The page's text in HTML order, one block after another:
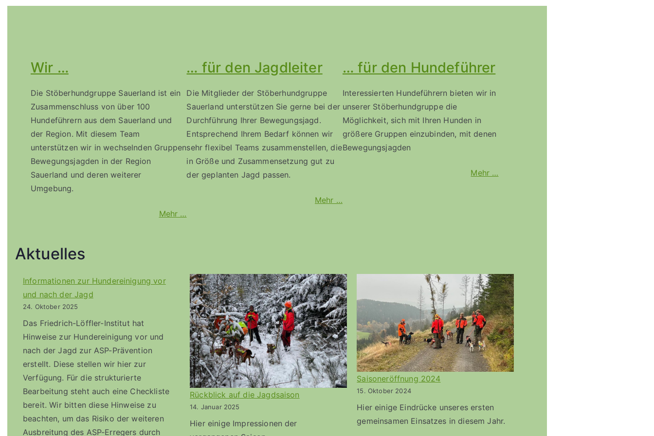
Wir …
Die Stöberhundgruppe Sauerland ist ein
Zusammenschluss von über 100
Hundeführern aus dem Sauerland und
der Region. Mit diesem Team
unterstützen wir in wechselnden Gruppen
Bewegungsjagden in der Region
Sauerland und deren weiterer
Umgebung.
Mehr …
… für den Jagdleiter
Die Mitglieder der Stöberhundgruppe
Sauerland unterstützen Sie gerne bei der
Durchführung Ihrer Bewegungsjagd.
Entsprechend Ihrem Bedarf können wir
sehr flexibel Teams zusammenstellen, die
in Größe und Zusammensetzung gut zu
der geplanten Jagd passen.
Mehr …
… für den Hundeführer
Interessierten Hundeführern bieten wir in
unserer Stöberhundgruppe die
Möglichkeit, sich mit Ihren Hunden in
größere Gruppen einzubinden, mit denen
Bewegungsjagden
Mehr …
Aktuelles
Informationen zur Hundereinigung vor
und nach der Jagd
24. Oktober 2025
Das Friedrich-Löffler-Institut hat
Hinweise zur Hundereinigung vor und
nach der Jagd zur ASP-Prävention
erstellt. Diese stellen wir hier zur
Verfügung. Für die strukturierte
Bearbeitung steht auch eine Checkliste
bereit. Wir bitten diese Hinweise zu
beachten, um das Risiko der weiteren
Ausbreitung des ASP-Erregers durch
Rückblick auf die Jagdsaison
14. Januar 2025
Hier einige Impressionen der
Saisoneröffnung 2024
15. Oktober 2024
Hier einige Eindrücke unseres ersten
gemeinsamen Einsatzes in diesem Jahr.